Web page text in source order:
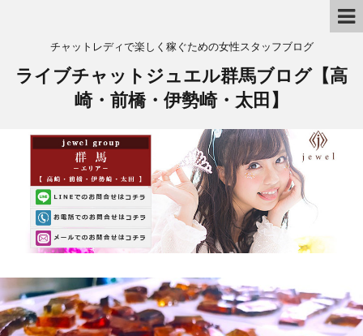
チャットレディで楽しく稼ぐための女性スタッフブログ
ライブチャットジュエル群馬ブログ【高
崎・前橋・伊勢崎・太田】